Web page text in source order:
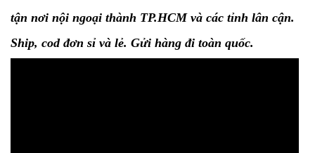
tận nơi nội ngoại thành TP.HCM và các tỉnh lân cận.
Ship, cod đơn sỉ và lẻ. Gửi hàng đi toàn quốc.